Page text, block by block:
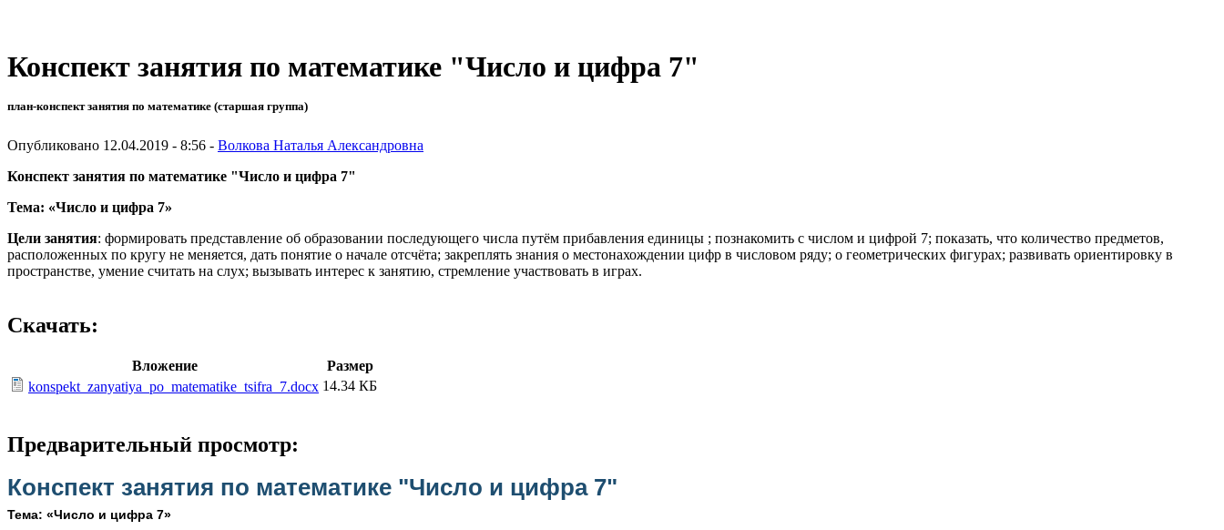
Конспект занятия по математике "Число и цифра 7"
план-конспект занятия по математике (старшая группа)
Опубликовано 12.04.2019 - 8:56 - Волкова Наталья Александровна
Конспект занятия по математике "Число и цифра 7"
Тема: «Число и цифра 7»
Цели занятия: формировать представление об образовании последующего числа путём прибавления единицы ; познакомить с числом и цифрой 7; показать, что количество предметов,
расположенных по кругу не меняется, дать понятие о начале отсчёта; закреплять знания о местонахождении цифр в числовом ряду; о геометрических фигурах; развивать ориентировку в
пространстве, умение считать на слух; вызывать интерес к занятию, стремление участвовать в играх.
Скачать:
Вложение
Размер
konspekt_zanyatiya_po_matematike_tsifra_7.docx 14.34 КБ
Предварительный просмотр:
Конспект занятия по математике "Число и цифра 7"
Тема: «Число и цифра 7»